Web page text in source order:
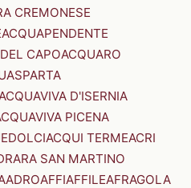
CREMONESE
ACQUAPENDENTE
CAPOACQUARO
D'ISERNIA
PICENA
ACQUI TERMEACRI
SAN MARTINO
ADROAFFIAFFILEAFRAGOLA